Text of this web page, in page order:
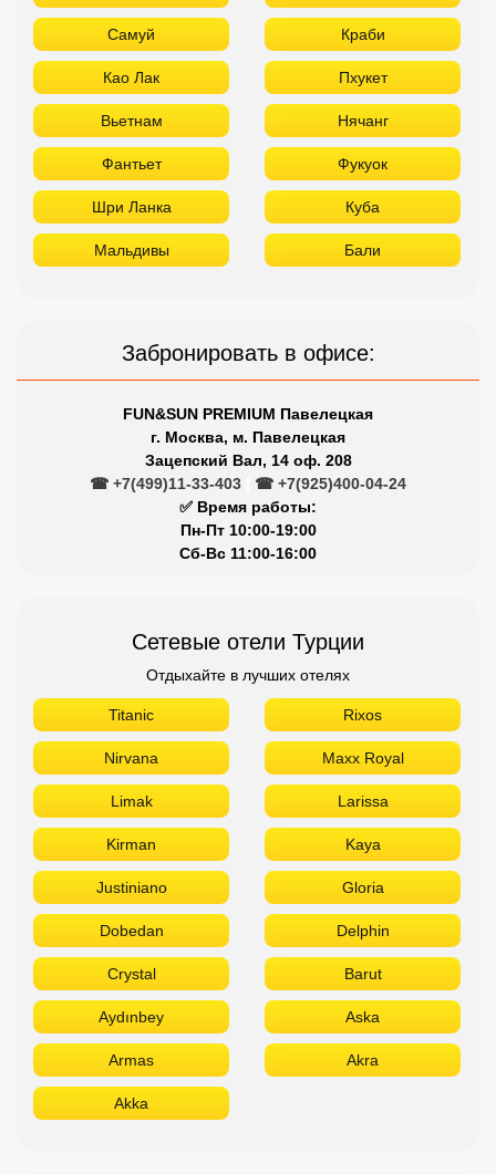
Самуй Краби
Као Лак Пхукет
Вьетнам Нячанг
Фантьет Фукуок
Шри Ланка Куба
Мальдивы Бали
Забронировать в офисе:
FUN&SUN PREMIUM Павелецкая
г. Москва, м. Павелецкая
Зацепский Вал, 14 оф. 208
☎ +7(499)11-33-403
☎ +7(925)400-04-24
✅ Время работы:
Пн-Пт 10:00-19:00
Сб-Вс 11:00-16:00
Сетевые отели Турции
Отдыхайте в лучших отелях
Titanic Rixos
Nirvana Maxx Royal
Limak Larissa
Kirman Kaya
Justiniano Gloria
Dobedan Delphin
Crystal Barut
Aydınbey Aska
Armas Akra
Akka